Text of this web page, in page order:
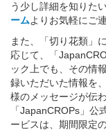
う少し詳細を知りた
ームよりお気軽にご
また、「切り花類」
応じて、「
ック上でも、その情
録いただいた情報を
様のメッセージが伝
「JapanCROPs」
ービスは、期間限定